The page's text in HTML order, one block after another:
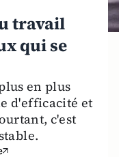
travail
qui se
en plus
d'efficacité et
c'est